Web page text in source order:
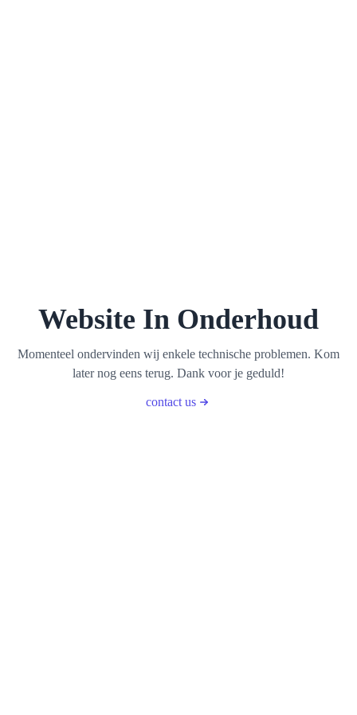
Website In Onderhoud
Momenteel ondervinden wij enkele technische problemen. Kom
later nog eens terug. Dank voor je geduld!
contact us